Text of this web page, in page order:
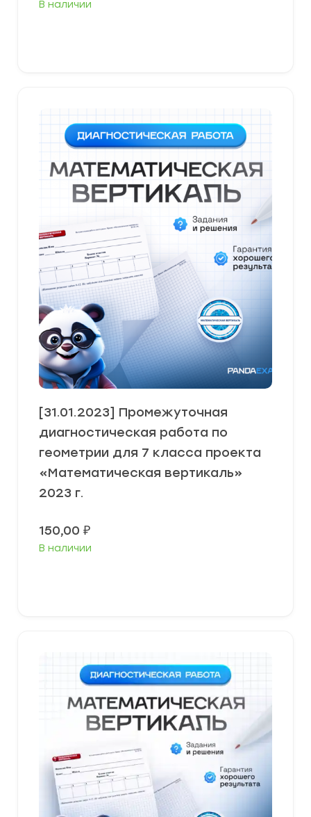
В наличии
[31.01.2023] Промежуточная
диагностическая работа по
геометрии для 7 класса проекта
«Математическая вертикаль»
2023 г.
150,00 ₽
В наличии